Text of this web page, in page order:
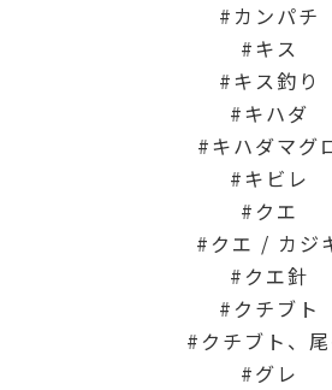
カンパチ
キス
キス釣り
キハダ
キハダマグ
キビレ
クエ
クエ / カジ
クエ針
クチブト
クチブト、
グレ